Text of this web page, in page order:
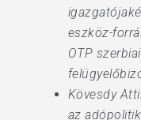
eszköz-
OTP
Kövesdy
az